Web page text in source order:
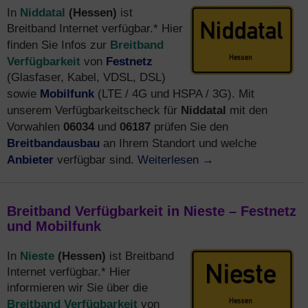
In Niddatal (Hessen) ist
Breitband Internet verfügbar.* Hier
finden Sie Infos zur Breitband
Verfügbarkeit von Festnetz
(Glasfaser, Kabel, VDSL, DSL)
sowie Mobilfunk (LTE / 4G und HSPA / 3G). Mit
unserem Verfügbarkeitscheck für Niddatal mit den
Vorwahlen 06034 und 06187 prüfen Sie den
Breitbandausbau an Ihrem Standort und welche
Anbieter verfügbar sind. Weiterlesen →
Breitband Verfügbarkeit in Nieste – Festnetz
und Mobilfunk
In Nieste (Hessen) ist Breitband
Internet verfügbar.* Hier
informieren wir Sie über die
Breitband Verfügbarkeit von